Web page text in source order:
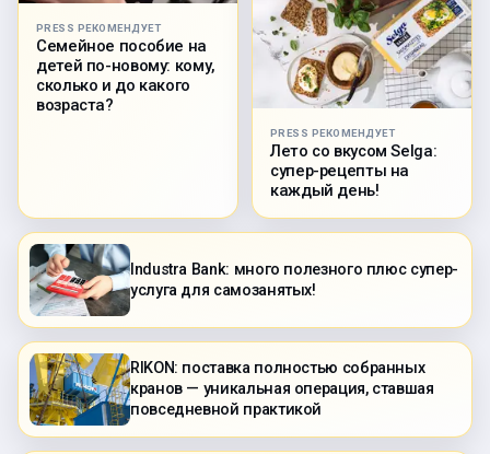
PRESS РЕКОМЕНДУЕТ
Семейное пособие на
детей по-новому: кому,
сколько и до какого
возраста?
PRESS РЕКОМЕНДУЕТ
Лето со вкусом Selga:
супер-рецепты на
каждый день!
Industra Bank: много полезного плюс супер-
услуга для самозанятых!
RIKON: поставка полностью собранных
кранов — уникальная операция, ставшая
повседневной практикой